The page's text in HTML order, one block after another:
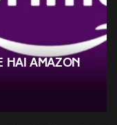
hai Amazon